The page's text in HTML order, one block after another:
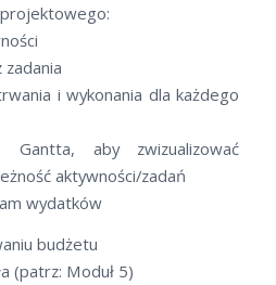
i wykonania dla każdego
aby zwizualizować
aktywności/zadań
wydatków
budżetu
(patrz: Moduł 5)